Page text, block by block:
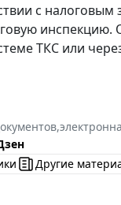
с
инспекцию.
ТКС или
,
Другие